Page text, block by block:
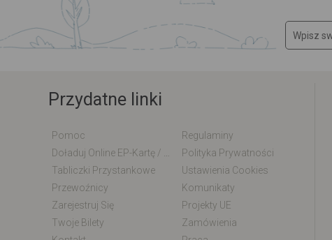
Przydatne linki
Pomoc
Regulaminy
Polityka Prywatności
Tabliczki Przystankowe
Ustawienia Cookies
Przewoźnicy
Komunikaty
Zarejestruj Się
Projekty UE
Twoje Bilety
Zamówienia